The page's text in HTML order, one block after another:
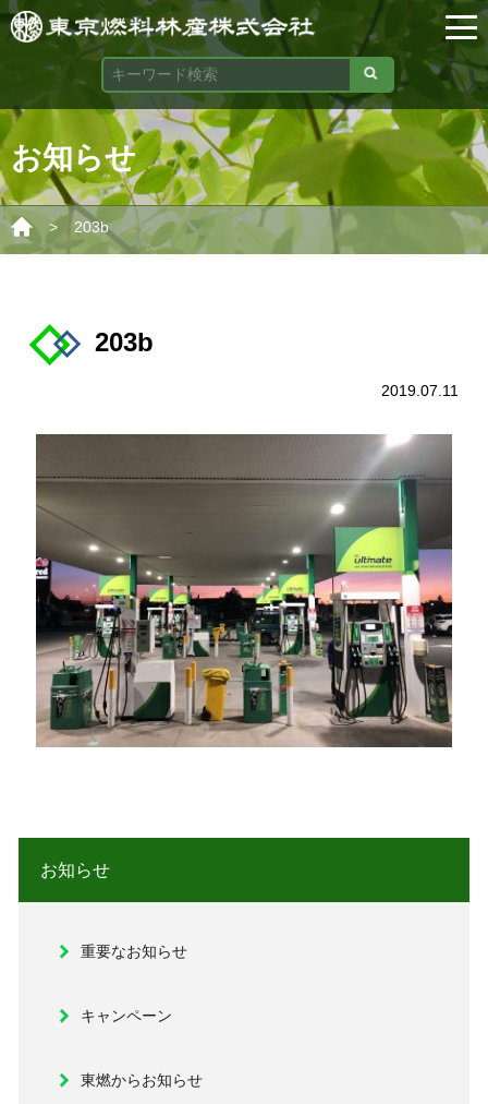
お知らせ
> 203b
203b
2019.07.11
お知らせ
重要なお知らせ
キャンペーン
東燃からお知らせ